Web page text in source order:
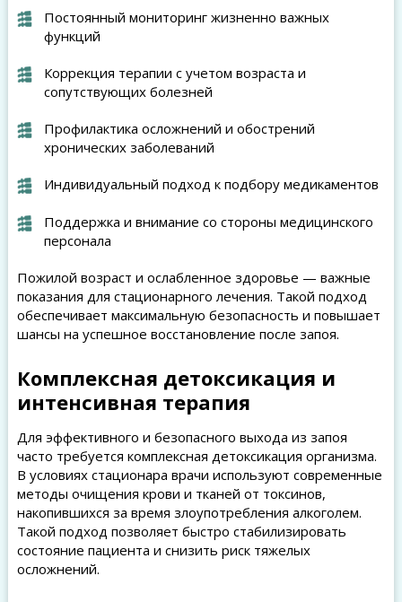
Постоянный мониторинг жизненно важных
функций
Коррекция терапии с учетом возраста и
сопутствующих болезней
Профилактика осложнений и обострений
хронических заболеваний
Индивидуальный подход к подбору медикаментов
Поддержка и внимание со стороны медицинского
персонала
Пожилой возраст и ослабленное здоровье — важные
показания для стационарного лечения. Такой подход
обеспечивает максимальную безопасность и повышает
шансы на успешное восстановление после запоя.
Комплексная детоксикация и
интенсивная терапия
Для эффективного и безопасного выхода из запоя
часто требуется комплексная детоксикация организма.
В условиях стационара врачи используют современные
методы очищения крови и тканей от токсинов,
накопившихся за время злоупотребления алкоголем.
Такой подход позволяет быстро стабилизировать
состояние пациента и снизить риск тяжелых
осложнений.